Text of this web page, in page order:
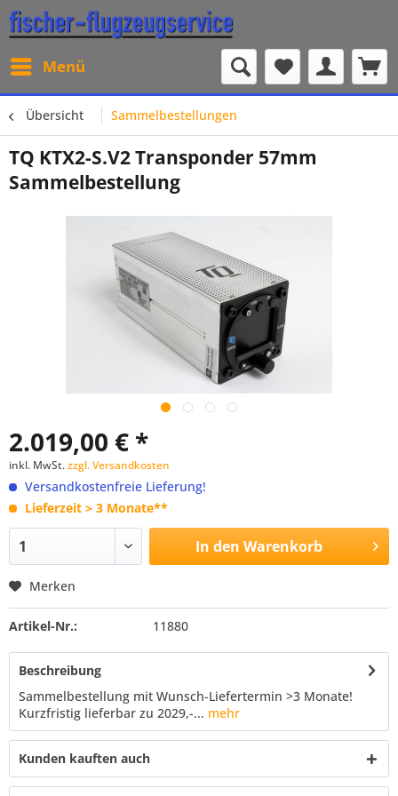
Menü
Übersicht Sammelbestellungen
TQ KTX2-S.V2 Transponder 57mm
Sammelbestellung
2.019,00 € *
inkl. MwSt.zzgl. Versandkosten
Versandkostenfreie Lieferung!
Lieferzeit > 3 Monate**
In den Warenkorb
Merken
Artikel-Nr.: 11880
Beschreibung
Sammelbestellung mit Wunsch-Liefertermin >3 Monate!
Kurzfristig lieferbar zu 2029,-... mehr
Kunden kauften auch